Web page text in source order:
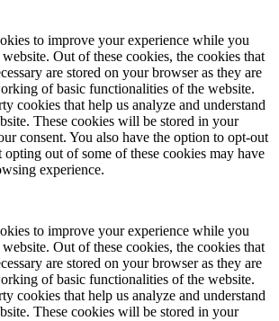
to improve your experience while you
Out of these cookies, the cookies that
are stored on your browser as they are
of basic functionalities of the website.
cookies that help us analyze and understand
These cookies will be stored in your
consent. You also have the option to opt-out
out of some of these cookies may have
experience.
to improve your experience while you
Out of these cookies, the cookies that
are stored on your browser as they are
of basic functionalities of the website.
cookies that help us analyze and understand
These cookies will be stored in your